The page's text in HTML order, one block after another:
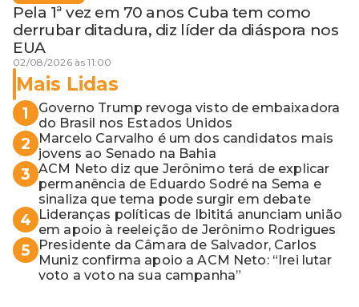
Pela 1ª vez em 70 anos Cuba tem como
derrubar ditadura, diz líder da diáspora nos
EUA
02/08/2026 às 11:00
Mais Lidas
1
Governo Trump revoga visto de embaixadora
do Brasil nos Estados Unidos
2
Marcelo Carvalho é um dos candidatos mais
jovens ao Senado na Bahia
3 ACM Neto diz que Jerônimo terá de explicar
permanência de Eduardo Sodré na Sema e
sinaliza que tema pode surgir em debate
4
Lideranças políticas de Ibititá anunciam união
em apoio à reeleição de Jerônimo Rodrigues
5
Presidente da Câmara de Salvador, Carlos
Muniz confirma apoio a ACM Neto: “Irei lutar
voto a voto na sua campanha”